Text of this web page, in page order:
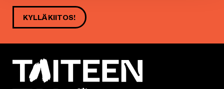
KYLLÄ KIITOS!